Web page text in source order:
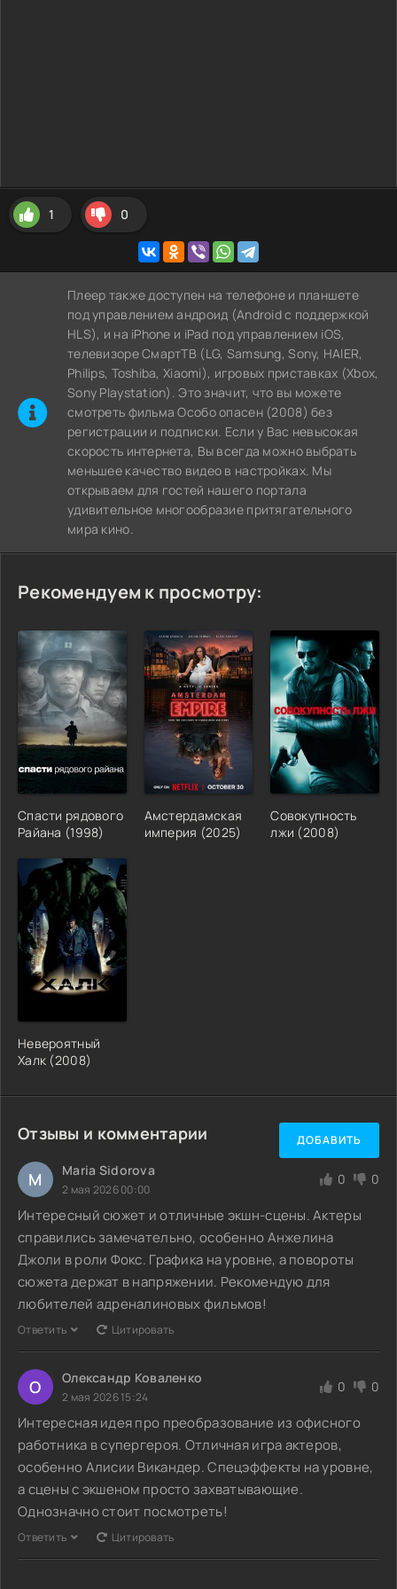
1 0
Плеер также доступен на телефоне и планшете
под управлением андроид (Android с поддержкой
HLS), и на iPhone и iPad под управлением iOS,
телевизоре СмартТВ (LG, Samsung, Sony, HAIER,
Philips, Toshiba, Xiaomi), игровых приставках (Xbox,
Sony Playstation). Это значит, что вы можете
cмотреть фильма Особо опасен (2008) без
регистрации и подписки. Если у Вас невысокая
скорость интернета, Вы всегда можно выбрать
меньшее качество видео в настройках. Мы
открываем для гостей нашего портала
удивительное многообразие притягательного
мира кино.
Рекомендуем к просмотру:
Спасти рядового
Райана (1998)
Амстердамская
империя (2025)
Совокупность
лжи (2008)
Невероятный
Халк (2008)
Отзывы и комментарии ДОБАВИТЬ
M Maria Sidorova
2 мая 2026 00:00
0 0
Интересный сюжет и отличные экшн-сцены. Актеры
справились замечательно, особенно Анжелина
Джоли в роли Фокс. Графика на уровне, а повороты
сюжета держат в напряжении. Рекомендую для
любителей адреналиновых фильмов!
Ответить Цитировать
О Олександр Коваленко
2 мая 2026 15:24
0 0
Интересная идея про преобразование из офисного
работника в супергероя. Отличная игра актеров,
особенно Алисии Викандер. Спецэффекты на уровне,
а сцены с экшеном просто захватывающие.
Однозначно стоит посмотреть!
Ответить Цитировать